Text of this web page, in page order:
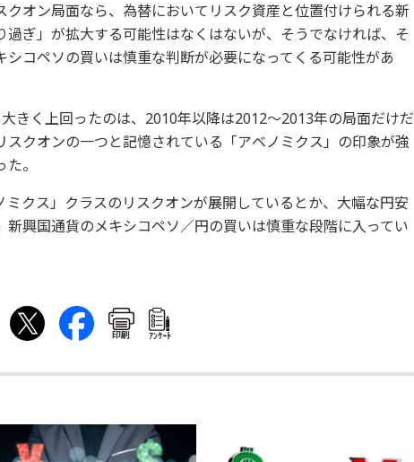
クオン局面なら、為替においてリスク資産と位置付けられる新
ぎ」が拡大する可能性はなくはないが、そうでなければ、そ
コペソの買いは慎重な判断が必要になってくる可能性があ
きく上回ったのは、2010年以降は2012～2013年の局面だけだ
クオンの一つと記憶されている「アベノミクス」の印象が強
。
クス」クラスのリスクオンが展開しているとか、大幅な円安
興国通貨のメキシコペソ／円の買いは慎重な段階に入ってい
印刷 ｱﾝｹｰﾄ